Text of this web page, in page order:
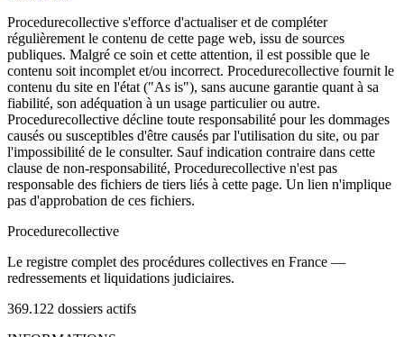
Procedurecollective s'efforce d'actualiser et de compléter
régulièrement le contenu de cette page web, issu de sources
publiques. Malgré ce soin et cette attention, il est possible que le
contenu soit incomplet et/ou incorrect. Procedurecollective fournit le
contenu du site en l'état ("As is"), sans aucune garantie quant à sa
fiabilité, son adéquation à un usage particulier ou autre.
Procedurecollective décline toute responsabilité pour les dommages
causés ou susceptibles d'être causés par l'utilisation du site, ou par
l'impossibilité de le consulter. Sauf indication contraire dans cette
clause de non-responsabilité, Procedurecollective n'est pas
responsable des fichiers de tiers liés à cette page. Un lien n'implique
pas d'approbation de ces fichiers.
Procedurecollective
Le registre complet des procédures collectives en France —
redressements et liquidations judiciaires.
369.122 dossiers actifs